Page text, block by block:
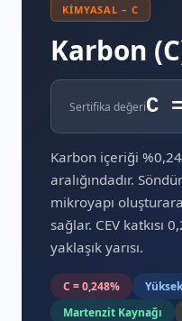
KIMYASAL – C
Karbon
Sertifika değeriC
Karbon içeriği
aralığındadır.
mikroyapı
sağlar. CEV katkısı
yaklaşık yarısı.
C = 0,248%
Martenzit Kaynağı